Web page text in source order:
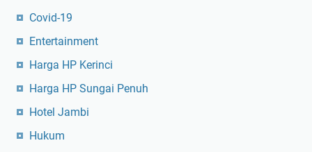
Covid-19
Entertainment
Harga HP Kerinci
Harga HP Sungai Penuh
Hotel Jambi
Hukum